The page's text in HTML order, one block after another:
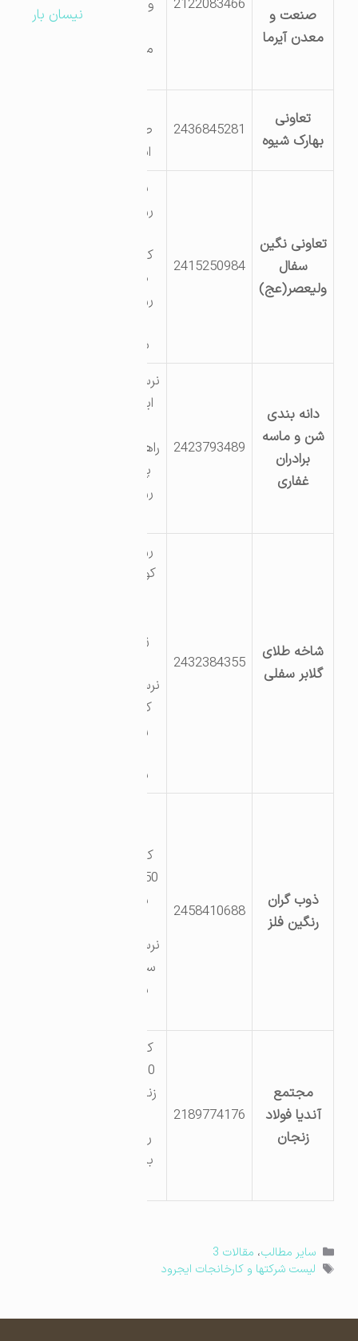
صنعت و
معدن آیرما
2122083466
و سعید
مجتمع
تعاونی
بهارک شیوه
2436845281
صنعتی
ایجرود
تعاونی نگین
سفال
ولیعصر(عج)
2415250984
بعد از
روستای
کندی –
مابین
روستای
شهرک
دانه بندی
شن و ماسه
برادران
غفاری
2423793489
نرسیده به
ایجرود-
راهدارخانه
پاپایی-
روستای
شاخه طلای
گلابر سفلی
2432384355
روستای
کوسه لر-
زنجان
نرسیده به
کارخانه
ریخته
سهند
ذوب گران
رنگین فلز
2458410688
کیلومتر
50 بعد از
سعید
نرسیده به
سه راهی
سعید
مجتمع
آندیا فولاد
زنجان
2189774176
کیلومتر
30 جاده
زنجان به
روبروی
باسکول
دسته‌ها
سایر مطالب،مقالات 3
برچسب‌ها
لیست شرکتها و کارخانجات ایجرود
نیسان بار